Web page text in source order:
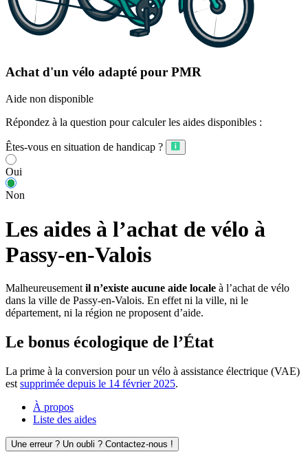
Achat d'un vélo adapté pour PMR
Aide non disponible
Répondez à la question pour calculer les aides disponibles :
Êtes-vous en situation de handicap ?
Oui
Non
Les aides à l’achat de vélo à
Passy-en-Valois
Malheureusement il n’existe aucune aide locale à l’achat de vélo
dans la ville de Passy-en-Valois. En effet ni la ville, ni le
département, ni la région ne proposent d’aide.
Le bonus écologique de l’État
La prime à la conversion pour un vélo à assistance électrique (VAE)
est supprimée depuis le 14 février 2025.
À propos
Liste des aides
Une erreur ? Un oubli ? Contactez-nous !